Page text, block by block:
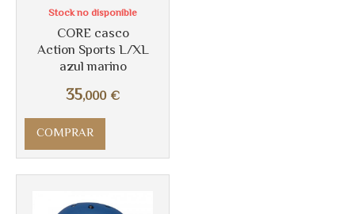
CORE casco
Action Sports L/XL
azul marino
35,000 €
Stock no disponible
COMPRAR
Más info